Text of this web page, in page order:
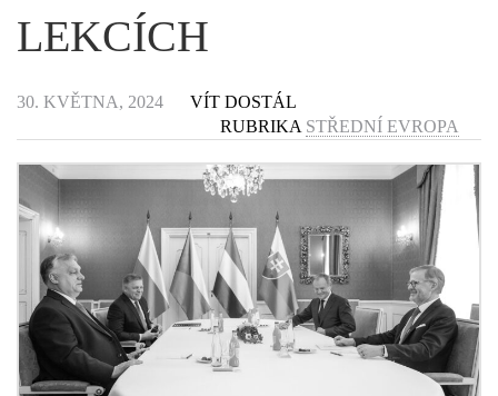
LEKCÍCH
30. KVĚTNA, 2024
VÍT DOSTÁL
RUBRIKA STŘEDNÍ EVROPA